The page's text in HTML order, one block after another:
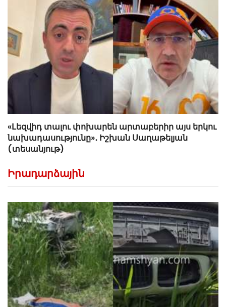
«Լեզվիդ տալու փոխարեն արտաբերիր այս երկու
նախադասությունը»․ Իշխան Սաղաթելյան
(տեսանյութ)
Իրադարձային